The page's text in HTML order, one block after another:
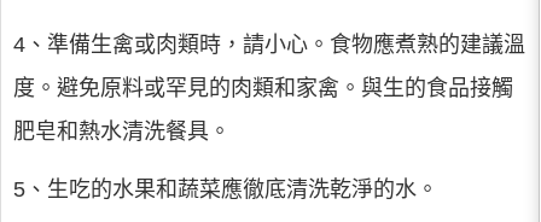
4、準備生禽或肉類時，請小心。食物應煮熟的建議溫
度。避免原料或罕見的肉類和家禽。與生的食品接觸
肥皂和熱水清洗餐具。
5、生吃的水果和蔬菜應徹底清洗乾淨的水。